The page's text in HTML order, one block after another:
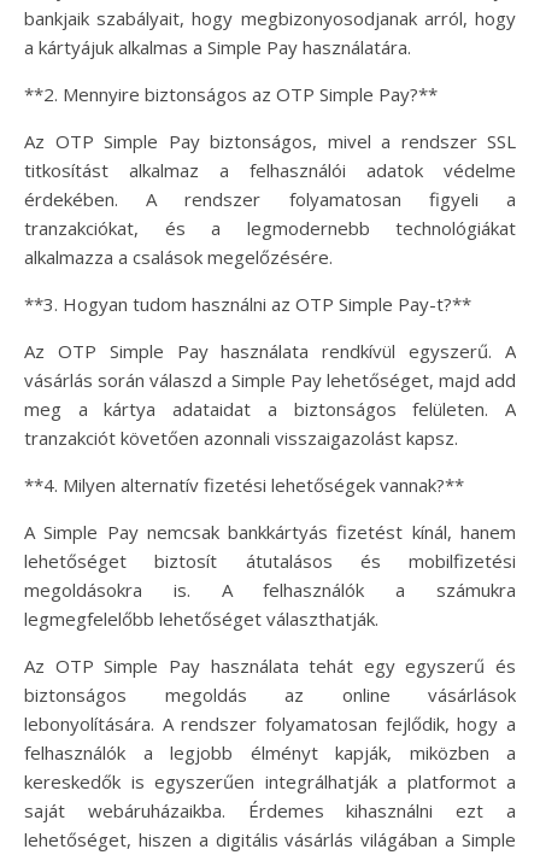
bankjaik szabályait, hogy megbizonyosodjanak arról, hogy
a kártyájuk alkalmas a Simple Pay használatára.
**2. Mennyire biztonságos az OTP Simple Pay?**
Az OTP Simple Pay biztonságos, mivel a rendszer SSL
titkosítást alkalmaz a felhasználói adatok védelme
érdekében. A rendszer folyamatosan figyeli a
tranzakciókat, és a legmodernebb technológiákat
alkalmazza a csalások megelőzésére.
**3. Hogyan tudom használni az OTP Simple Pay-t?**
Az OTP Simple Pay használata rendkívül egyszerű. A
vásárlás során válaszd a Simple Pay lehetőséget, majd add
meg a kártya adataidat a biztonságos felületen. A
tranzakciót követően azonnali visszaigazolást kapsz.
**4. Milyen alternatív fizetési lehetőségek vannak?**
A Simple Pay nemcsak bankkártyás fizetést kínál, hanem
lehetőséget biztosít átutalásos és mobilfizetési
megoldásokra is. A felhasználók a számukra
legmegfelelőbb lehetőséget választhatják.
Az OTP Simple Pay használata tehát egy egyszerű és
biztonságos megoldás az online vásárlások
lebonyolítására. A rendszer folyamatosan fejlődik, hogy a
felhasználók a legjobb élményt kapják, miközben a
kereskedők is egyszerűen integrálhatják a platformot a
saját webáruházaikba. Érdemes kihasználni ezt a
lehetőséget, hiszen a digitális vásárlás világában a Simple